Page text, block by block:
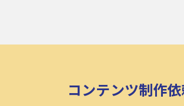
コンテンツ制作